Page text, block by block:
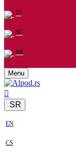
IT
SL
SR
Menu
SR
EN
CS